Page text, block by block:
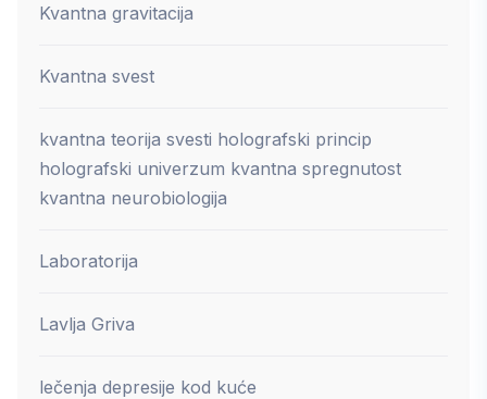
Kvantna gravitacija
Kvantna svest
kvantna teorija svesti holografski princip
holografski univerzum kvantna spregnutost
kvantna neurobiologija
Laboratorija
Lavlja Griva
lečenja depresije kod kuće